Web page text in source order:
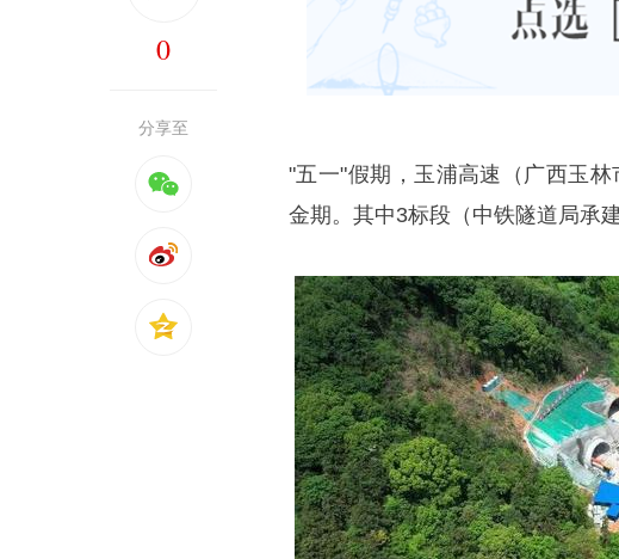
0
分享至
"五一"假期，玉浦高速（广西玉
金期。其中3标段（中铁隧道局承